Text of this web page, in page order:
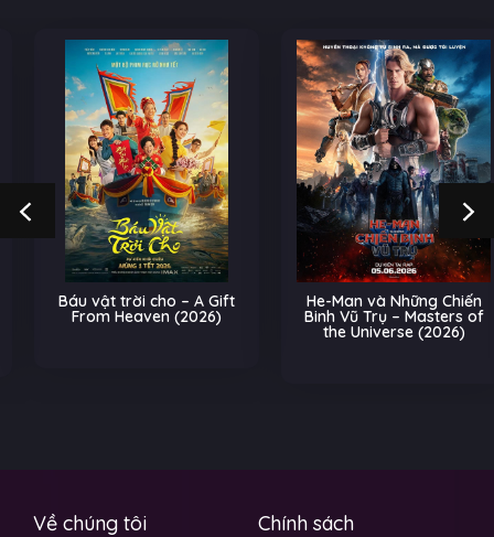
Báu vật trời cho – A Gift
From Heaven (2026)
He-Man và Những Chiến
Binh Vũ Trụ – Masters of
the Universe (2026)
Về chúng tôi Chính sách